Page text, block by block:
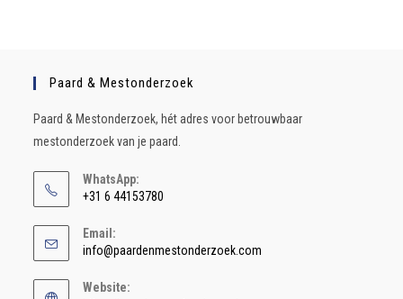
Paard & Mestonderzoek
Paard & Mestonderzoek, hét adres voor betrouwbaar
mestonderzoek van je paard.
WhatsApp:
+31 6 44153780
Email:
info@paardenmestonderzoek.com
Website: